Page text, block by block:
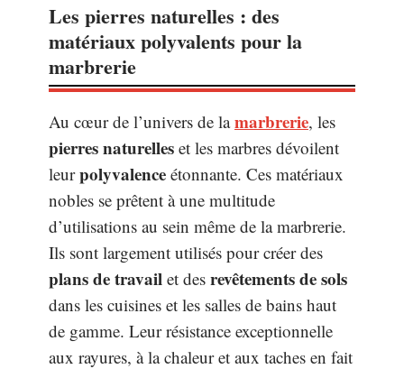
Les pierres naturelles : des
matériaux polyvalents pour la
marbrerie
Au cœur de l’univers de lamarbrerie, les
pierres naturelles et les marbres dévoilent
leurpolyvalence étonnante. Ces matériaux
nobles se prêtent à une multitude
d’utilisations au sein même de la marbrerie.
Ils sont largement utilisés pour créer des
plans de travail et des revêtements de sols
dans les cuisines et les salles de bains haut
de gamme. Leur résistance exceptionnelle
aux rayures, à la chaleur et aux taches en fait